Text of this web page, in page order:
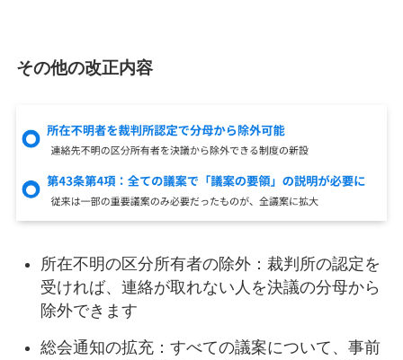
その他の改正内容
所在不明の区分所有者の除外：裁判所の認定を
受ければ、連絡が取れない人を決議の分母から
除外できます
総会通知の拡充：すべての議案について、事前